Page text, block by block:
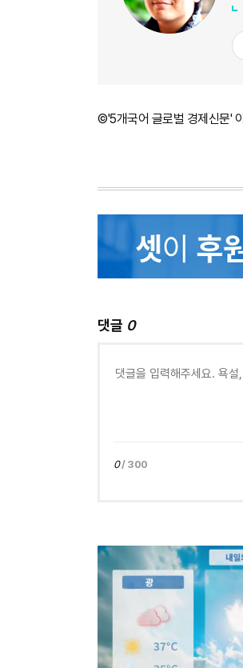
©'5개국어 글로벌 경제신문'
댓글 0
0/ 300